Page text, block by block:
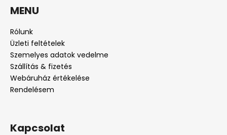
MENU
Rólunk
Üzleti feltételek
Szemelyes adatok vedelme
Szállítás & fizetés
Webáruház értékelése
Rendelésem
Kapcsolat